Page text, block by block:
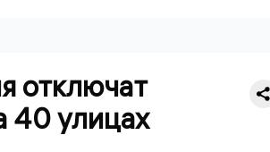
отключат
40 улицах